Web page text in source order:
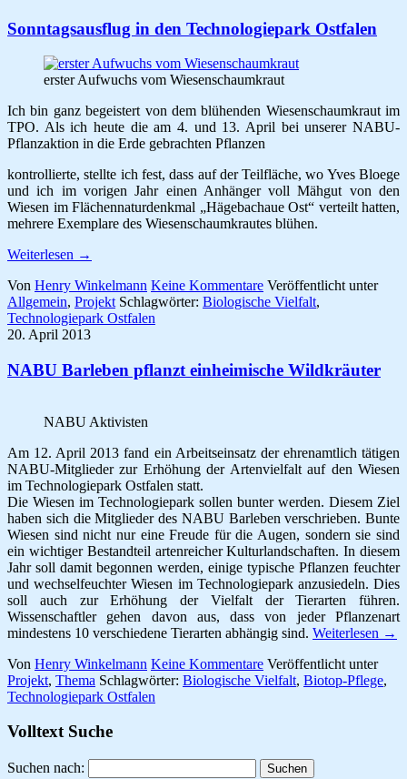
Sonntagsausflug in den Technologiepark Ostfalen
erster Aufwuchs vom Wiesenschaumkraut
Ich bin ganz begeistert von dem blühenden Wiesenschaumkraut im
TPO. Als ich heute die am 4. und 13. April bei unserer NABU-
Pflanzaktion in die Erde gebrachten Pflanzen
kontrollierte, stellte ich fest, dass auf der Teilfläche, wo Yves Bloege
und ich im vorigen Jahr einen Anhänger voll Mähgut von den
Wiesen im Flächennaturdenkmal „Hägebachaue Ost“ verteilt hatten,
mehrere Exemplare des Wiesenschaumkrautes blühen.
Weiterlesen →
Von Henry Winkelmann Keine Kommentare Veröffentlicht unter
Allgemein, Projekt Schlagwörter: Biologische Vielfalt,
Technologiepark Ostfalen
20. April 2013
NABU Barleben pflanzt einheimische Wildkräuter
NABU Aktivisten
Am 12. April 2013 fand ein Arbeitseinsatz der ehrenamtlich tätigen
NABU-Mitglieder zur Erhöhung der Artenvielfalt auf den Wiesen
im Technologiepark Ostfalen statt.
Die Wiesen im Technologiepark sollen bunter werden. Diesem Ziel
haben sich die Mitglieder des NABU Barleben verschrieben. Bunte
Wiesen sind nicht nur eine Freude für die Augen, sondern sie sind
ein wichtiger Bestandteil artenreicher Kulturlandschaften. In diesem
Jahr soll damit begonnen werden, einige typische Pflanzen feuchter
und wechselfeuchter Wiesen im Technologiepark anzusiedeln. Dies
soll auch zur Erhöhung der Vielfalt der Tierarten führen.
Wissenschaftler gehen davon aus, dass von jeder Pflanzenart
mindestens 10 verschiedene Tierarten abhängig sind. Weiterlesen →
Von Henry Winkelmann Keine Kommentare Veröffentlicht unter
Projekt, Thema Schlagwörter: Biologische Vielfalt, Biotop-Pflege,
Technologiepark Ostfalen
Volltext Suche
Suchen nach: